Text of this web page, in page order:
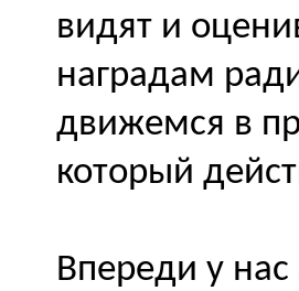
видят и
наградам
движемся в
который
Впереди у